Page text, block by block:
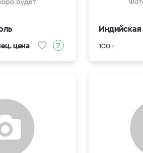
цена 100 г.